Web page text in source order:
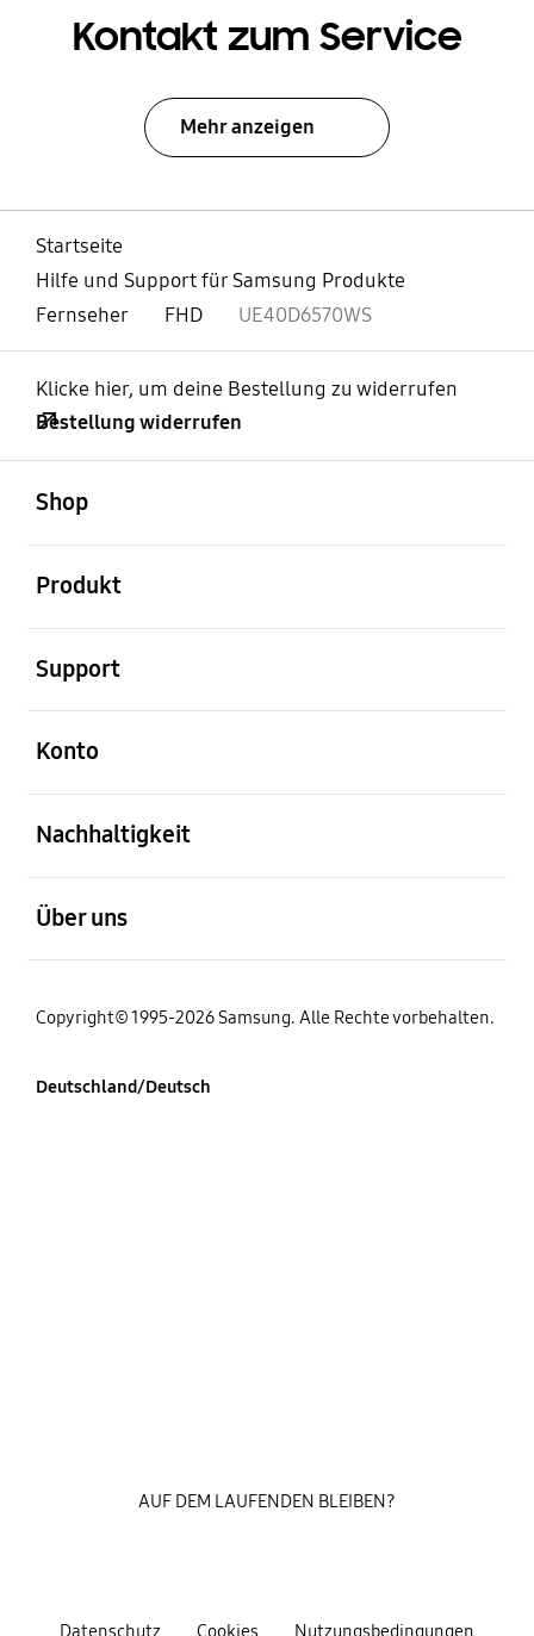
Kontakt zum Service
Mehr anzeigen
Startseite
Hilfe und Support für Samsung Produkte
Fernseher
FHD UE40D6570WS
Klicke hier, um deine Bestellung zu widerrufen
Bestellung widerrufen
Shop
Produkt
Support
Konto
Nachhaltigkeit
Über uns
Copyright© 1995-2026 Samsung. Alle Rechte vorbehalten.
Deutschland/Deutsch
Datenschutz Cookies Nutzungsbedingungen
AUF DEM LAUFENDEN BLEIBEN?